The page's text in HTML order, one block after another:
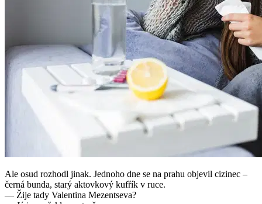
Ale osud rozhodl jinak. Jednoho dne se na prahu objevil cizinec –
černá bunda, starý aktovkový kufřík v ruce.
— Žije tady Valentina Mezentseva?